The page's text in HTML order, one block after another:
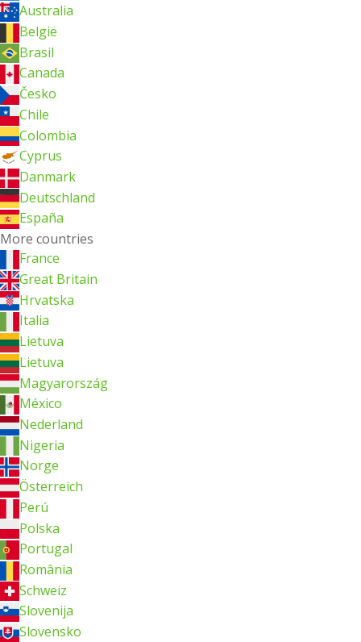
Australia
België
Brasil
Canada
Česko
Chile
Colombia
Cyprus
Danmark
Deutschland
España
More countries
France
Great Britain
Hrvatska
Italia
Lietuva
Lietuva
Magyarország
México
Nederland
Nigeria
Norge
Österreich
Perú
Polska
Portugal
România
Schweiz
Slovenija
Slovensko